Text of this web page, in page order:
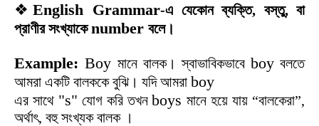
❖English Grammar-এ যেকোন ব্যক্তি, বস্তু,বা
প্রাণীর সংখ্যাকে number বলে।
Example: Boy মানে বালক। স্বাভাবিকভাবে boy বলতে
আমরা একটি বালককে বুঝি। যদি আমরা boy
এর সাথে "s" যোগ করি তখনboysমানে হয়ে যায় “বালকেরা”,
অর্থাৎ, বহু সংখ্যক বালক ।